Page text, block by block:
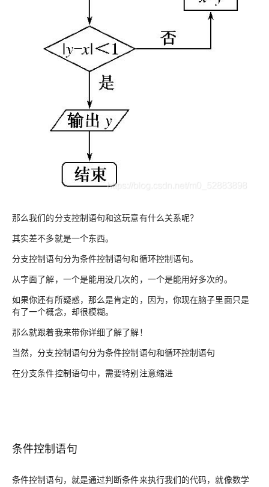
那么我们的分支控制语句和这玩意有什么关系呢？
其实差不多就是一个东西。
分支控制语句分为条件控制语句和循环控制语句。
从字面了解，一个是能用没几次的，一个是能用好多次的。
如果你还有所疑惑，那么是肯定的，因为，你现在脑子里面只是
有了一个概念，却很模糊。
那么就跟着我来带你详细了解了解！
当然，分支控制语句分为条件控制语句和循环控制语句
在分支条件控制语句中，需要特别注意缩进
条件控制语句
条件控制语句，就是通过判断条件来执行我们的代码，就像数学